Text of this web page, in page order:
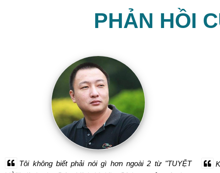
PHẢN HỒI
Tôi không biết phải nói gì hơn ngoài 2 từ "TUYỆT